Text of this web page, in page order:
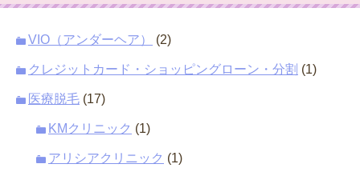
VIO（アンダーヘア） (2)
クレジットカード・ショッピングローン・分割 (1)
医療脱毛 (17)
KMクリニック (1)
アリシアクリニック (1)